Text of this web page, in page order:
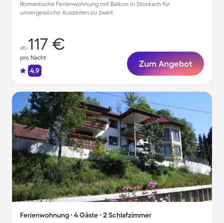
Romantische Ferienwohnung mit Balkon in Stockach für
unvergessliche Auszeiten zu zweit
ab 117 €
pro Nacht
4.9
Zum Angebot
Ferienwohnung ∙ 4 Gäste ∙ 2 Schlafzimmer